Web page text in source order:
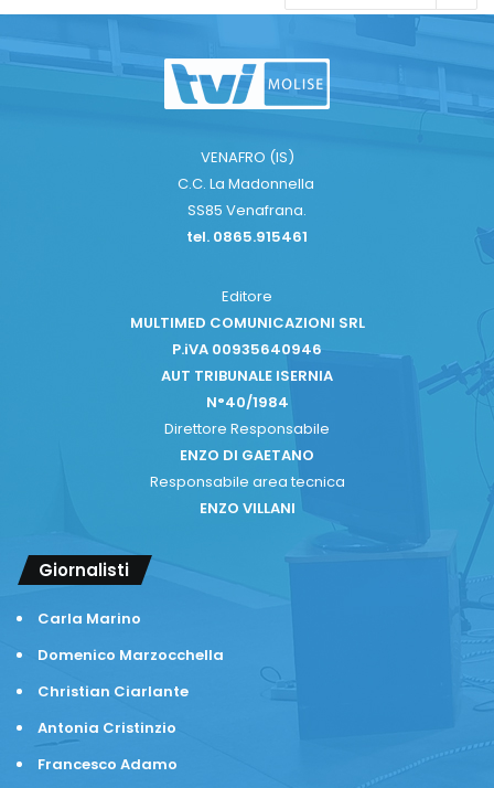
VENAFRO (IS)
C.C. La Madonnella
SS85 Venafrana.
tel. 0865.915461
Editore
MULTIMED COMUNICAZIONI SRL
P.iVA 00935640946
AUT TRIBUNALE ISERNIA
N°40/1984
Direttore Responsabile
ENZO DI GAETANO
Responsabile area tecnica
ENZO VILLANI
Giornalisti
Carla Marino
Domenico Marzocchella
Christian Ciarlante
Antonia Cristinzio
Francesco Adamo